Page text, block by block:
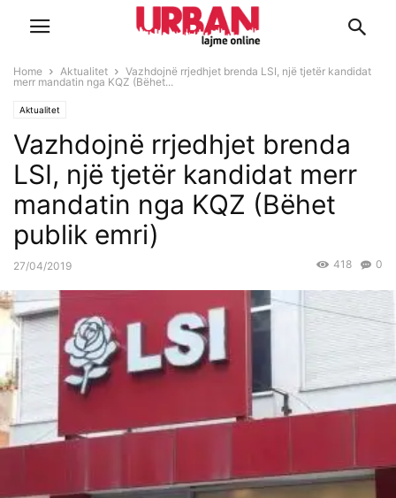
Home Aktualitet
Vazhdojnë rrjedhjet brenda LSI, një tjetër kandidat
merr mandatin nga KQZ (Bëhet...
Aktualitet
Vazhdojnë rrjedhjet brenda
LSI, një tjetër kandidat merr
mandatin nga KQZ (Bëhet
publik emri)
27/04/2019 0
418